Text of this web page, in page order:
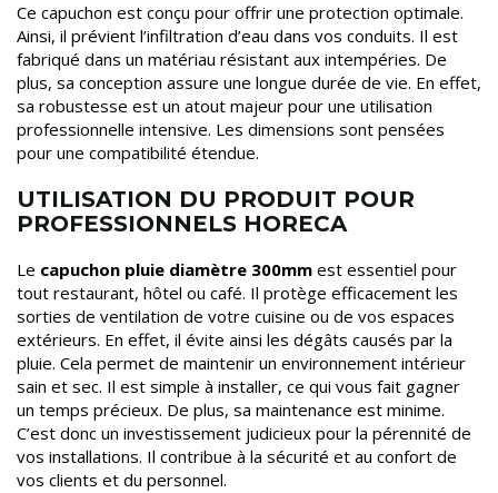
Ce capuchon est conçu pour offrir une protection optimale.
Ainsi, il prévient l’infiltration d’eau dans vos conduits. Il est
fabriqué dans un matériau résistant aux intempéries. De
plus, sa conception assure une longue durée de vie. En effet,
sa robustesse est un atout majeur pour une utilisation
professionnelle intensive. Les dimensions sont pensées
pour une compatibilité étendue.
UTILISATION DU PRODUIT POUR
PROFESSIONNELS HORECA
Le capuchon pluie diamètre 300mm est essentiel pour
tout restaurant, hôtel ou café. Il protège efficacement les
sorties de ventilation de votre cuisine ou de vos espaces
extérieurs. En effet, il évite ainsi les dégâts causés par la
pluie. Cela permet de maintenir un environnement intérieur
sain et sec. Il est simple à installer, ce qui vous fait gagner
un temps précieux. De plus, sa maintenance est minime.
C’est donc un investissement judicieux pour la pérennité de
vos installations. Il contribue à la sécurité et au confort de
vos clients et du personnel.